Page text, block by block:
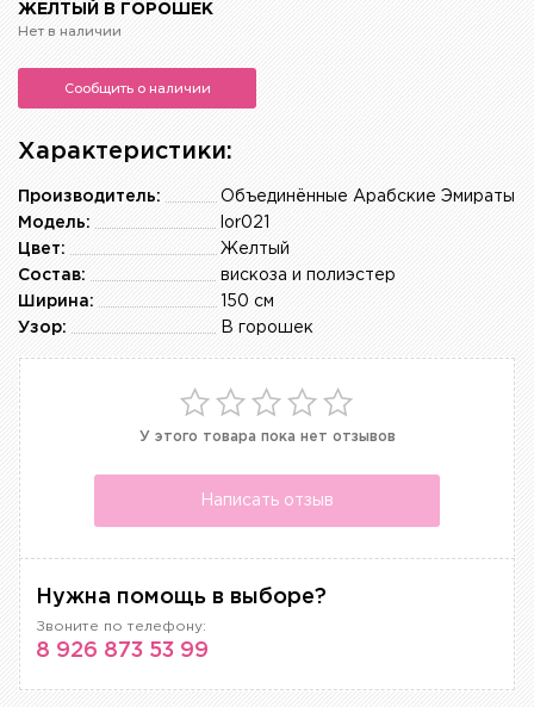
ЖЕЛТЫЙ В ГОРОШЕК
Нет в наличии
Сообщить о наличии
Характеристики:
Объединённые Арабские Эмираты
Производитель:
lor021
Модель:
Желтый
Цвет:
вискоза и полиэстер
Состав:
150 см
Ширина:
В горошек
Узор:
У этого товара пока нет отзывов
Написать отзыв
Нужна помощь в выборе?
Звоните по телефону:
8 926 873 53 99